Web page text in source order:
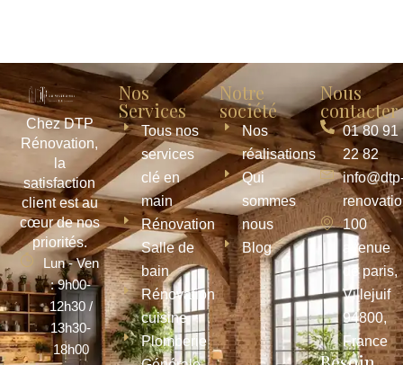
Chez DTP
Rénovation,
la
satisfaction
client est au
cœur de nos
priorités.
Lun - Ven
: 9h00-
12h30 /
13h30-
18h00
Nos
Services
Tous nos
services
clé en
main
Rénovation
Salle de
bain
Rénovation
cuisine
Plomberie
Notre
société
Nos
réalisations
Qui
sommes
nous
Blog
Nous
contacter
01 80 91
22 82
100
avenue
de paris,
Villejuif
94800,
France